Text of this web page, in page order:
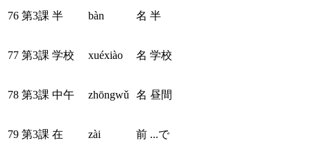
76 第3課 半 bàn 名 半
77 第3課 学校 xuéxiào 名 学校
78 第3課 中午 zhōngwǔ 名 昼間
79 第3課 在 zài 前 ...で